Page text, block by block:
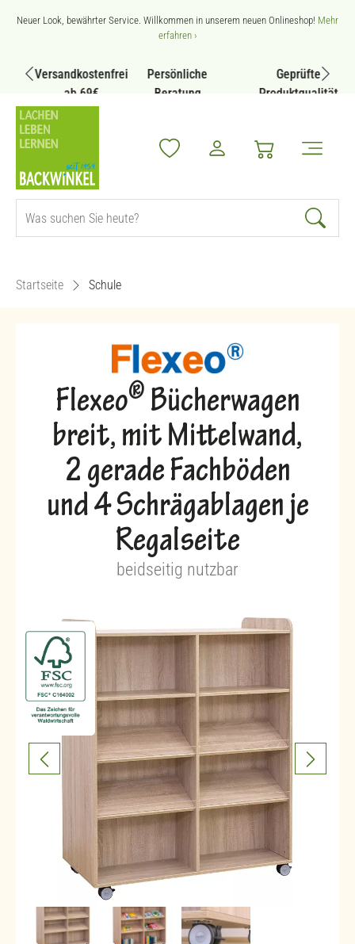
Zum Hauptinhalt springen
Neuer Look, bewährter Service. Willkommen in unserem neuen Onlineshop! Mehr
erfahren ›
Versandkostenfrei
ab 69€
Persönliche
Beratung
Geprüfte
Produktqualität
Startseite Schule
Flexeo® Bücherwagen
breit, mit Mittelwand,
2 gerade Fachböden
und 4 Schrägablagen je
Regalseite
beidseitig nutzbar